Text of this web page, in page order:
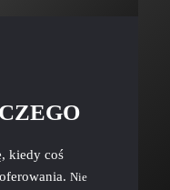
kiedy coś
Nie